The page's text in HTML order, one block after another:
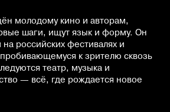
молодому кино и авторам,
шаги, ищут язык и форму. Он
российских фестивалях и
к зрителю сквозь
театр, музыка и
— всё, где рождается новое